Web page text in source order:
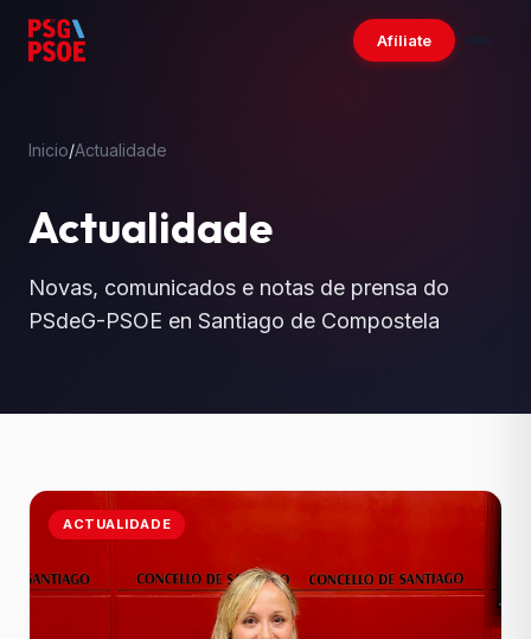
Afíliate
Inicio/Actualidade
Actualidade
Novas, comunicados e notas de prensa do
PSdeG-PSOE en Santiago de Compostela
ACTUALIDADE